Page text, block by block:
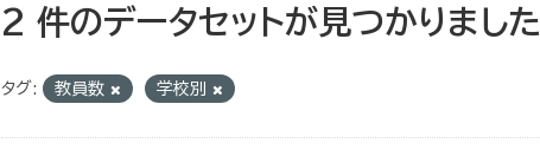
2 件のデータセットが見つかりました
タグ: 教員数 学校別